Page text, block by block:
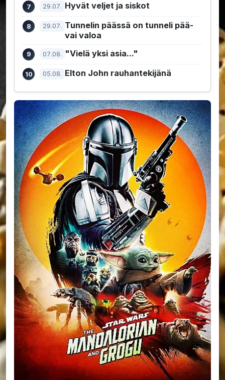
29.07. Hyvät veljet ja siskot
29.07. Tunnelin päässä on tunneli pää-
vai valoa
07.08. "Vielä yksi asia..."
05.08. Elton John rauhantekijänä